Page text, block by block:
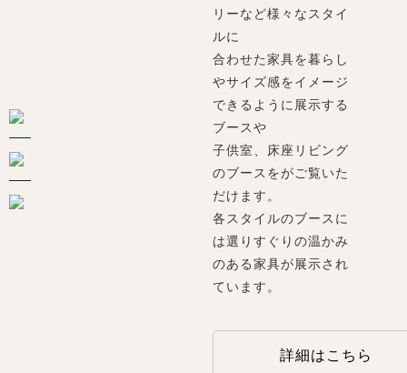
リーなど様々なスタイ
ルに
合わせた家具を暮らし
やサイズ感をイメージ
できるように展示する
ブースや
子供室、床座リビング
のブースをがご覧いた
だけます。
各スタイルのブースに
は選りすぐりの温かみ
のある家具が展示され
ています。
詳細はこちら